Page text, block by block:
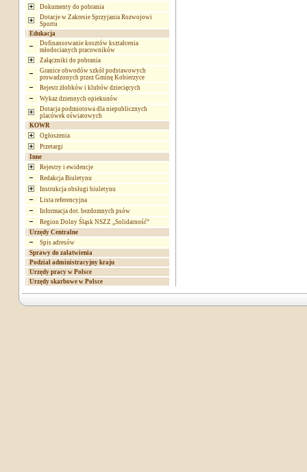
Dokumenty do pobrania
Dotacje w Zakresie Sprzyjania Rozwojowi
Sportu
Edukacja
Dofinansowanie kosztów kształcenia
młodocianych pracowników
Załączniki do pobrania
Granice obwodów szkół podstawowych
prowadzonych przez Gminę Kobierzyce
Rejestr żłobków i klubów dziecięcych
Wykaz dziennych opiekunów
Dotacja podmiotowa dla niepublicznych
placówek oświatowych
KOWR
Ogłoszenia
Przetargi
Inne
Rejestry i ewidencje
Redakcja Biuletynu
Instrukcja obsługi biuletynu
Lista referencyjna
Informacja dot. bezdomnych psów
Region Dolny Śląsk NSZZ „Solidarność”
Urzędy Centralne
Spis adresów
Sprawy do załatwienia
Podział administracyjny kraju
Urzędy pracy w Polsce
Urzędy skarbowe w Polsce